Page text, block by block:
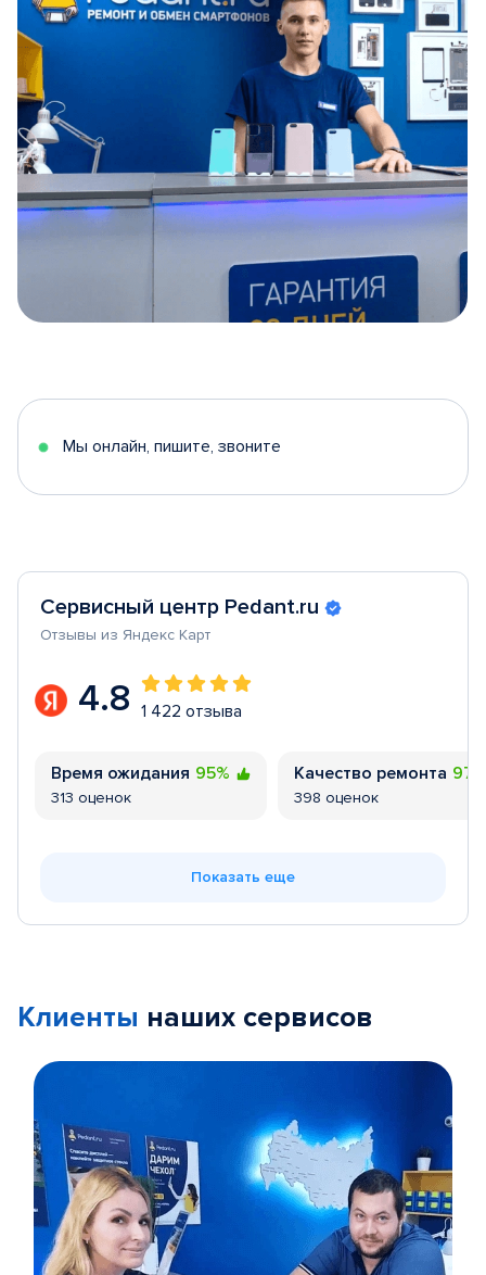
5
Мы онлайн, пишите, звоните
Сервисный центр Pedant.ru
Отзывы из Яндекс Карт
4.8 1 422 отзыва
Время ожидания 95%
313 оценок
Качество ремонта
398 оценок
Показать еще
Клиенты наших сервисов